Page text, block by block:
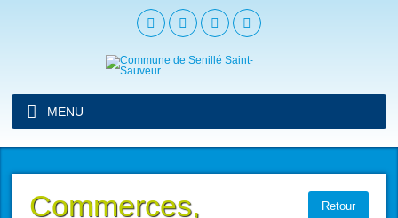
MENU
Retour
Commerces,